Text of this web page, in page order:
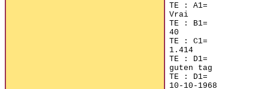
TE : A1=
Vrai
TE : B1=
40
TE : C1=
1.414
TE : D1=
guten tag
TE : D1=